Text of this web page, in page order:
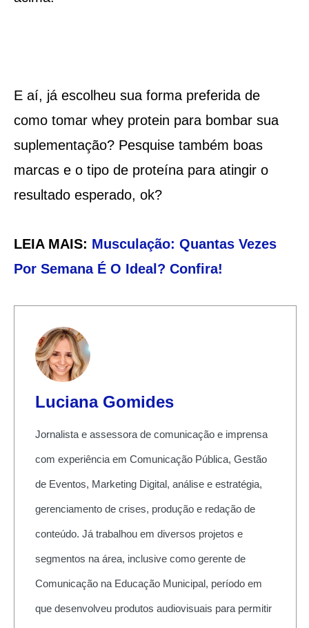
E aí, já escolheu sua forma preferida de
como tomar whey protein para bombar sua
suplementação? Pesquise também boas
marcas e o tipo de proteína para atingir o
resultado esperado, ok?
LEIA MAIS: Musculação: Quantas Vezes
Por Semana É O Ideal? Confira!
Luciana Gomides
Jornalista e assessora de comunicação e imprensa
com experiência em Comunicação Pública, Gestão
de Eventos, Marketing Digital, análise e estratégia,
gerenciamento de crises, produção e redação de
conteúdo. Já trabalhou em diversos projetos e
segmentos na área, inclusive como gerente de
Comunicação na Educação Municipal, período em
que desenvolveu produtos audiovisuais para permitir